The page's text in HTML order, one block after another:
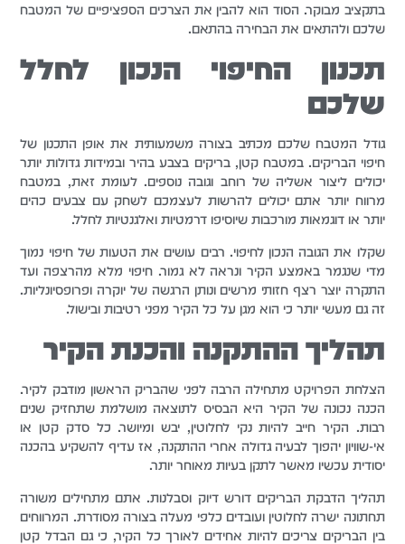
בתקציב מבוקר. הסוד הוא להבין את הצרכים הספציפיים של המטבח
שלכם ולהתאים את הבחירה בהתאם.
תכנון החיפוי הנכון לחלל
שלכם
גודל המטבח שלכם מכתיב בצורה משמעותית את אופן התכנון של
חיפוי הבריקים. במטבח קטן, בריקים בצבע בהיר ובמידות גדולות יותר
יכולים ליצור אשליה של רוחב וגובה נוספים. לעומת זאת, במטבח
מרווח יותר אתם יכולים להרשות לעצמכם לשחק עם צבעים כהים
יותר או דוגמאות מורכבות שיוסיפו דרמטיות ואלגנטיות לחלל.
שקלו את הגובה הנכון לחיפוי. רבים עושים את הטעות של חיפוי נמוך
מדי שנגמר באמצע הקיר ונראה לא גמור. חיפוי מלא מהרצפה ועד
התקרה יוצר רצף חזותי מרשים ונותן הרגשה של יוקרה ופרופסיונליות.
זה גם מעשי יותר כי הוא מגן על כל הקיר מפני רטיבות ובישול.
תהליך ההתקנה והכנת הקיר
הצלחת הפרויקט מתחילה הרבה לפני שהבריק הראשון מודבק לקיר.
הכנה נכונה של הקיר היא הבסיס לתוצאה מושלמת שתחזיק שנים
רבות. הקיר חייב להיות נקי לחלוטין, יבש ומיושר. כל סדק קטן או
אי-שוויון יהפוך לבעיה גדולה אחרי ההתקנה, אז עדיף להשקיע בהכנה
יסודית עכשיו מאשר לתקן בעיות מאוחר יותר.
תהליך הדבקת הבריקים דורש דיוק וסבלנות. אתם מתחילים משורה
תחתונה ישרה לחלוטין ועובדים כלפי מעלה בצורה מסודרת. המרווחים
בין הבריקים צריכים להיות אחידים לאורך כל הקיר, כי גם הבדל קטן